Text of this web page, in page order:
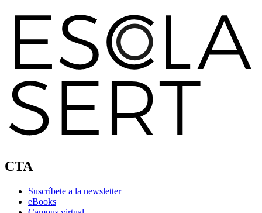
CTA
Suscríbete a la newsletter
eBooks